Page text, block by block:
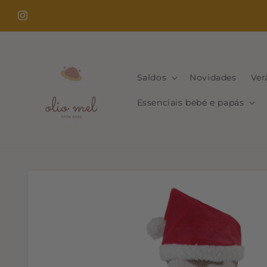
para o
conteúdo
Instagram
Saldos Novidades
Essenciais bebé e papás